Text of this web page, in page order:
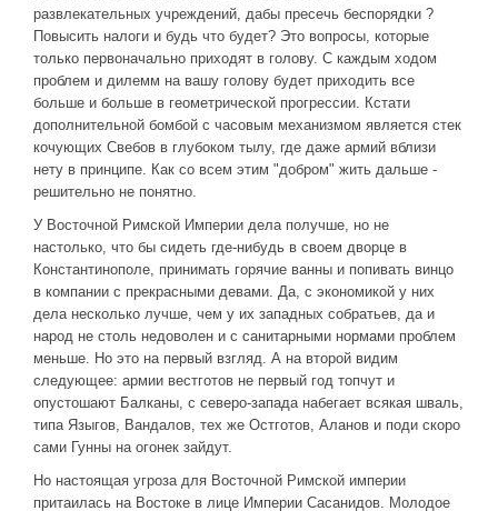
развлекательных учреждений, дабы пресечь беспорядки ?
Повысить налоги и будь что будет? Это вопросы, которые
только первоначально приходят в голову. С каждым ходом
проблем и дилемм на вашу голову будет приходить все
больше и больше в геометрической прогрессии. Кстати
дополнительной бомбой с часовым механизмом является стек
кочующих Свебов в глубоком тылу, где даже армий вблизи
нету в принципе. Как со всем этим "добром" жить дальше -
решительно не понятно.
У Восточной Римской Империи дела получше, но не
настолько, что бы сидеть где-нибудь в своем дворце в
Константинополе, принимать горячие ванны и попивать винцо
в компании с прекрасными девами. Да, с экономикой у них
дела несколько лучше, чем у их западных собратьев, да и
народ не столь недоволен и с санитарными нормами проблем
меньше. Но это на первый взгляд. А на второй видим
следующее: армии вестготов не первый год топчут и
опустошают Балканы, с северо-запада набегает всякая шваль,
типа Языгов, Вандалов, тех же Остготов, Аланов и поди скоро
сами Гунны на огонек зайдут.
Но настоящая угроза для Восточной Римской империи
притаилась на Востоке в лице Империи Сасанидов. Молодое